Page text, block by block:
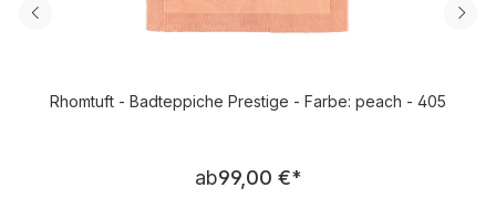
Rhomtuft - Badteppiche Prestige - Farbe: peach - 405
Regulärer Preis:
ab99,00 €*